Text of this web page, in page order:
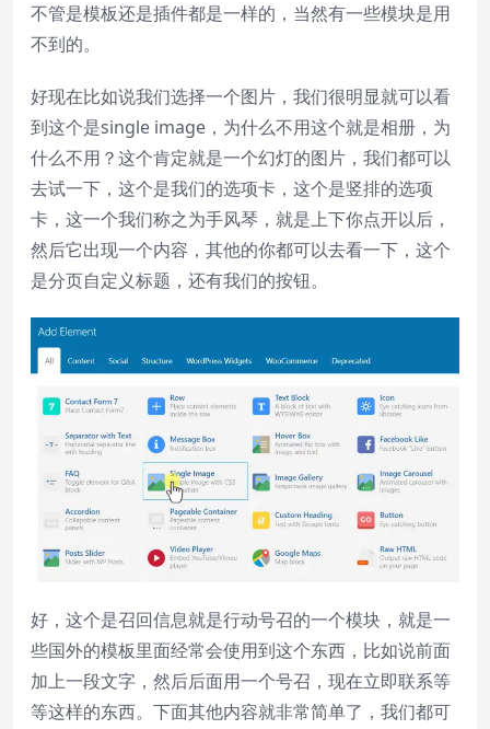
不管是模板还是插件都是一样的，当然有一些模块是用
不到的。
好现在比如说我们选择一个图片，我们很明显就可以看
到这个是single image，为什么不用这个就是相册，为
什么不用？这个肯定就是一个幻灯的图片，我们都可以
去试一下，这个是我们的选项卡，这个是竖排的选项
卡，这一个我们称之为手风琴，就是上下你点开以后，
然后它出现一个内容，其他的你都可以去看一下，这个
是分页自定义标题，还有我们的按钮。
好，这个是召回信息就是行动号召的一个模块，就是一
些国外的模板里面经常会使用到这个东西，比如说前面
加上一段文字，然后后面用一个号召，现在立即联系等
等这样的东西。下面其他内容就非常简单了，我们都可